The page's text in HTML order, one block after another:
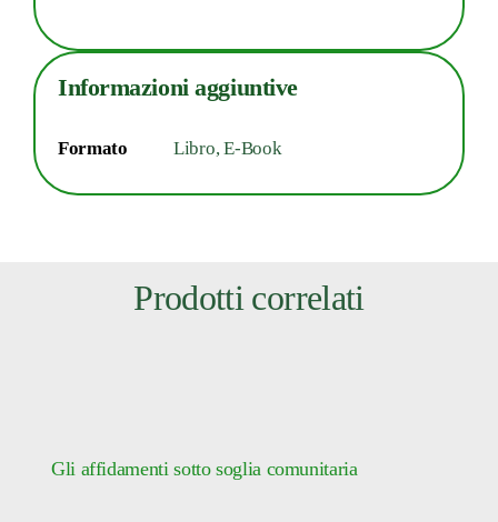
Informazioni aggiuntive
Formato Libro, E-Book
Prodotti correlati
Gli affidamenti sotto soglia comunitaria